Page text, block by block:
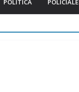
Iguacel en la
desplome del
POLITICA